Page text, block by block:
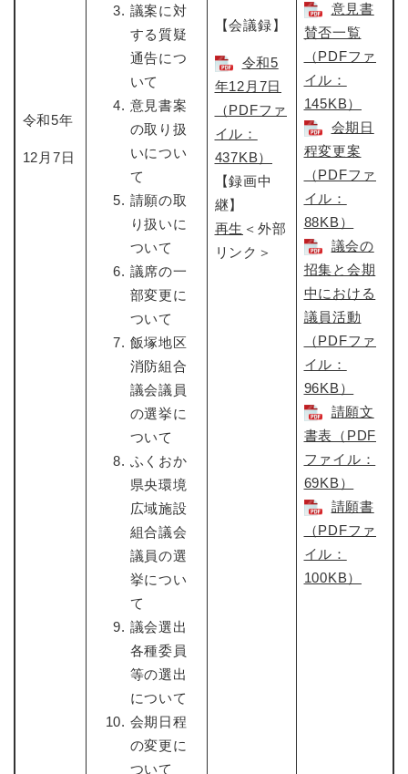
令和5年
12月7日
議案に対
する質疑
通告につ
いて
意見書案
の取り扱
いについ
て
請願の取
り扱いに
ついて
議席の一
部変更に
ついて
飯塚地区
消防組合
議会議員
の選挙に
ついて
ふくおか
県央環境
広域施設
組合議会
議員の選
挙につい
て
議会選出
各種委員
等の選出
について
会期日程
の変更に
ついて
【会議録】
令和5
年12月7日​
（PDFファ
イル：
437KB）
【録画中
継】
再生 ＜外部
リンク＞
意見書
賛否一覧
（PDFファ
イル：
145KB）
会期日
程変更案
（PDFファ
イル：
88KB）
議会の
招集と会期
中における
議員活動
（PDFファ
イル：
96KB）
請願文
書表（PDF
ファイル：
69KB）
請願書
（PDFファ
イル：
100KB）